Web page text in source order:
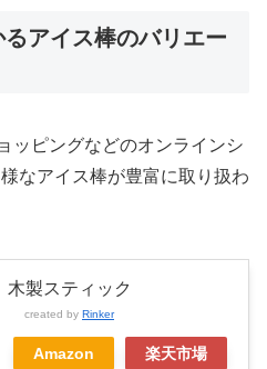
アイス棒のバリエー
ッピングなどのオンラインシ
なアイス棒が豊富に取り扱わ
木製スティック
created by Rinker
Amazon 楽天市場